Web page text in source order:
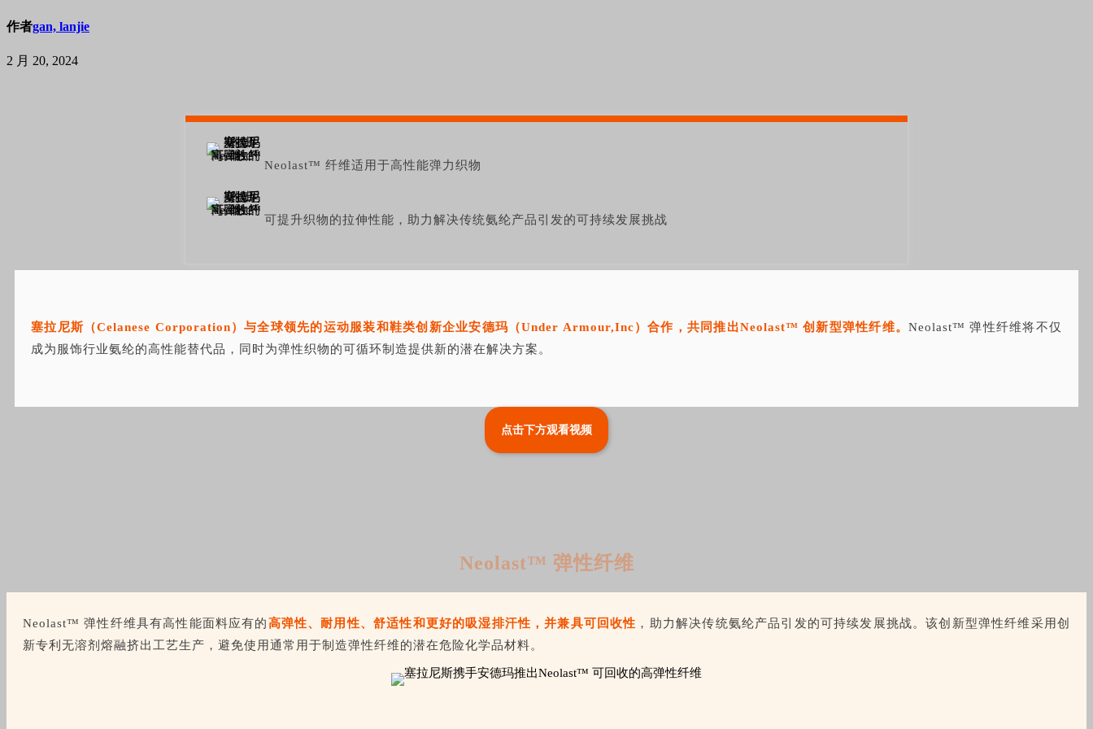
作者gan, lanjie
2 月 20, 2024
Neolast™ 纤维适用于高性能弹力织物
可提升织物的拉伸性能，助力解决传统氨纶产品引发的可持续发展挑战
塞拉尼斯（Celanese Corporation）与全球领先的运动服装和鞋类创新企业安德玛（Under Armour,Inc）合作，共同推出Neolast™ 创新型弹性纤维。Neolast™ 弹性纤维将不仅
成为服饰行业氨纶的高性能替代品，同时为弹性织物的可循环制造提供新的潜在解决方案。
点击下方观看视频
Neolast™ 弹性纤维
Neolast™ 弹性纤维具有高性能面料应有的高弹性、耐用性、舒适性和更好的吸湿排汗性，并兼具可回收性 ，助力解决传统氨纶产品引发的可持续发展挑战。该创新型弹性纤维采用创
新专利无溶剂熔融挤出工艺生产，避免使用通常用于制造弹性纤维的潜在危险化学品材料。